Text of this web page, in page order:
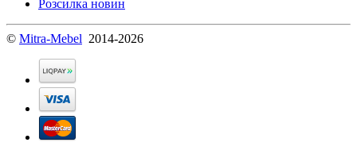
Розсилка новин
© Mitra-Mebel 2014-2026